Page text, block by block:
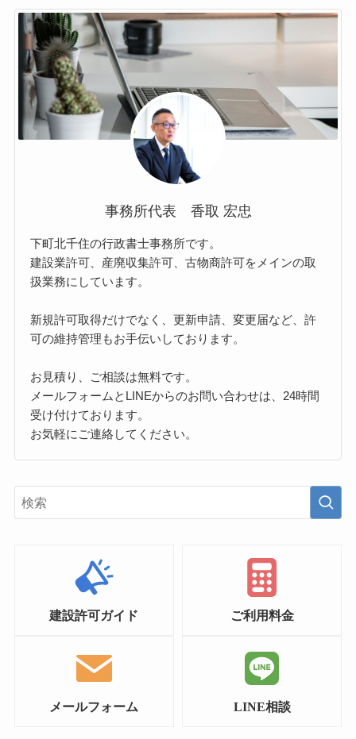
事務所代表 香取 宏忠
下町北千住の行政書士事務所です。
建設業許可、産廃収集許可、古物商許可をメインの取
扱業務にしています。
新規許可取得だけでなく、更新申請、変更届など、許
可の維持管理もお手伝いしております。
お見積り、ご相談は無料です。
メールフォームとLINEからのお問い合わせは、24時間
受け付けております。
お気軽にご連絡してください。
建設許可ガイド ご利用料金
メールフォーム LINE相談